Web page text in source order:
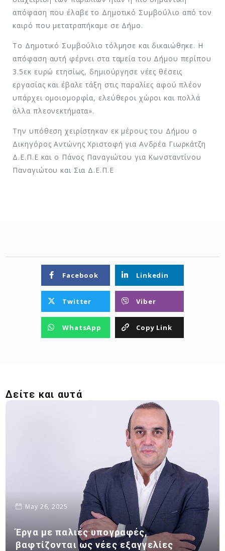
απόφαση που έλαβε το Δημοτικό Συμβούλιο από τον
καιρό που μετατραπήκαμε σε Δήμο.
Το Δημοτικό Συμβούλιο τόλμησε και δικαιώθηκε. Η
απόφαση αυτή φέρνει στα ταμεία του Δήμου περίπου
3.5εκ ευρώ ετησίως, δημιούργησε νέες θέσεις
εργασίας και έβαλε τάξη στις παραλίες αφού πλέον
υπάρχει ομοιομορφία, ελεύθεροι χώροι και πολλά
άλλα πλεονεκτήματα».
Την υπόθεση χειρίστηκαν εκ μέρους του Δήμου ο
Δικηγόρος Αντώνης Χριστοφή για Ανδρέα Γιωρκάτζη
Δ.Ε.Π.Ε και ο Πάνος Παναγιώτου για Κωνσταντίνου
Παναγιώτου και Σια Δ.Ε.Π.Ε
Facebook Linkedin
Twitter Viber
WhatsApp Copy Link
Δείτε και αυτά
May 26, 2025
Έργα με παλιές υπογραφές,
βαφτίζονται ως νέες εξαγγελίες